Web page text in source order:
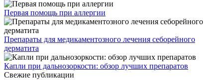
Первая помощь при аллергии
Препараты для медикаментозного лечения себорейного
дерматита
Капли при дальнозоркости: обзор лучших препаратов
Свежие публикации